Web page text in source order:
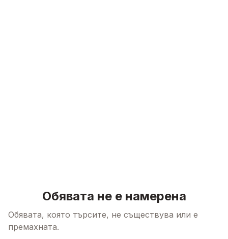
Обявата не е намерена
Обявата, която търсите, не съществува или е
премахната.